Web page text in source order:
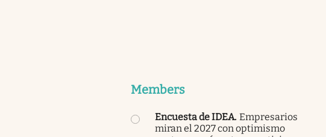
Members
Encuesta de IDEA. Empresarios
miran el 2027 con optimismo